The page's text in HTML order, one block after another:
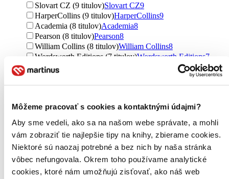
Môžeme pracovať s cookies a kontaktnými údajmi?
Aby sme vedeli, ako sa na našom webe správate, a mohli
vám zobraziť tie najlepšie tipy na knihy, zbierame cookies.
Niektoré sú naozaj potrebné a bez nich by naša stránka
vôbec nefungovala. Okrem toho používame analytické
cookies, ktoré nám umožňujú zisťovať, ako náš web
Slovart CZ (9 titulov)Slovart CZ9
HarperCollins (9 titulov)HarperCollins9
Academia (8 titulov)Academia8
Pearson (8 titulov)Pearson8
William Collins (8 titulov)William Collins8
Wordsworth Editions (7 titulov)Wordsworth Editions7
Radioservis (6 titulov)
Edice knihy Omega (6 titulov)Edice knihy Omega6
Atlantis (5 titulov)Atlantis5
MacMillan (5 titulov)
MacMillan
Chiltern (5 titulov)Chiltern5
Nikol Verlag (5 titulov)Nikol Verlag5
Barnes and Noble (4 tituly)Barnes and Noble4
Puffin Books (4 tituly)Puffin Books4
SUN (4 tituly) SUN4